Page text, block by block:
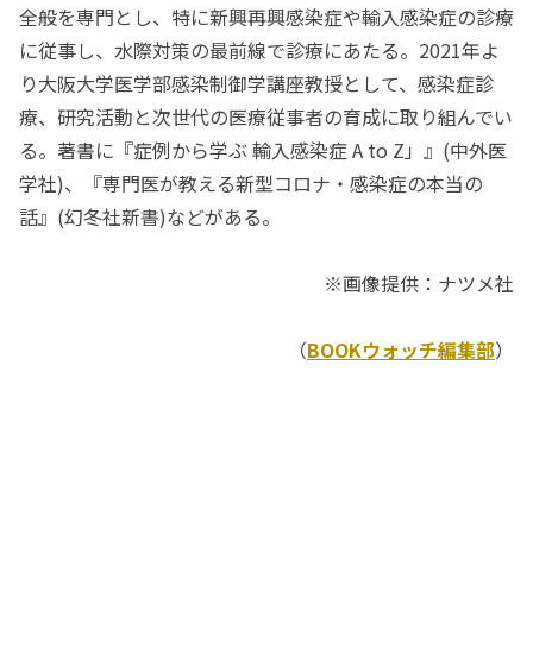
全般を専門とし、特に新興再興感染症や輸入感染症の診療
に従事し、水際対策の最前線で診療にあたる。2021年よ
り大阪大学医学部感染制御学講座教授として、感染症診
療、研究活動と次世代の医療従事者の育成に取り組んでい
る。著書に『症例から学ぶ 輸入感染症 A to Z」』(中外医
学社)、『専門医が教える新型コロナ・感染症の本当の
話』(幻冬社新書)などがある。
※画像提供：ナツメ社
（BOOKウォッチ編集部）